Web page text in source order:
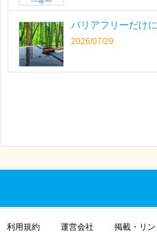
バリアフリーだけ
2026/07/29
利用規約 運営会社 掲載・リ